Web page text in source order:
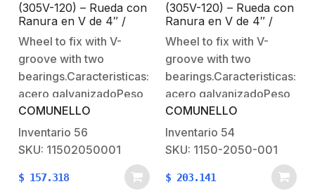
(305V-120) – Rueda con
Ranura en V de 4″ /
Para puertas corredizas
de hasta 990 lb (450
Kg) / 2 Rodamientos / 1-
1/8″ de ancho /
Galvanizado
Wheel to fix with V-
groove with two
bearings.Caracteristicas:Material:
acero galvanizadoPeso
de la pieza: 4,69 lb (2,13
kg)Fijación: Se fija al
montante inferior
tuerca especiales.Notas
COMUNELLO
Inventario 56
SKU: 11502050001
$ 157.318
(305V-120) – Rueda con
Ranura en V de 4″ /
Para puertas corredizas
de hasta 990 lb (450
Kg) / 2 Rodamientos / 1-
1/8″ de ancho /
Galvanizado
Wheel to fix with V-
groove with two
acero galvanizadoPeso
de la pieza: 4,69 lb (2,13
kg)Fijación: Se fija al
montante inferior
tuerca especiales.Notas
COMUNELLO
Inventario 54
SKU: 1150-2050-001
$ 203.141